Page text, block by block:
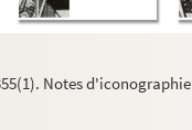
Notes